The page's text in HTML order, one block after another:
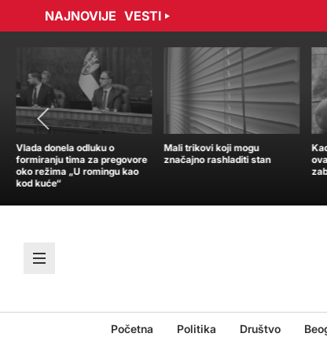
NAJNOVIJE VESTI
sporazumno raskinuli ugovor Tramp: Nisam u
Vlada donela odluku o
formiranju tima za pregovore
oko režima „U romingu kao
kod kuće“
Mali trikovi koji mogu
značajno rashladiti stan
Početna Politika Društvo